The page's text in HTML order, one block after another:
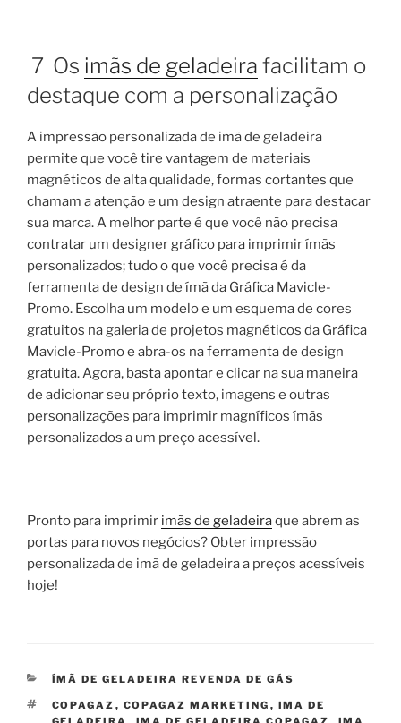
7 Os imãs de geladeira facilitam o
destaque com a personalização
A impressão personalizada de imã de geladeira
permite que você tire vantagem de materiais
magnéticos de alta qualidade, formas cortantes que
chamam a atenção e um design atraente para destacar
sua marca. A melhor parte é que você não precisa
contratar um designer gráfico para imprimir ímãs
personalizados; tudo o que você precisa é da
ferramenta de design de ímã da Gráfica Mavicle-
Promo. Escolha um modelo e um esquema de cores
gratuitos na galeria de projetos magnéticos da Gráfica
Mavicle-Promo e abra-os na ferramenta de design
gratuita. Agora, basta apontar e clicar na sua maneira
de adicionar seu próprio texto, imagens e outras
personalizações para imprimir magníficos ímãs
personalizados a um preço acessível.
Pronto para imprimir imãs de geladeiraque abrem as
portas para novos negócios? Obter impressão
personalizada de imã de geladeira a preços acessíveis
hoje!
CATEGORIAS
ÍMÃ DE GELADEIRA REVENDA DE GÁS
TAGS
COPAGAZ , COPAGAZ MARKETING , IMA DE